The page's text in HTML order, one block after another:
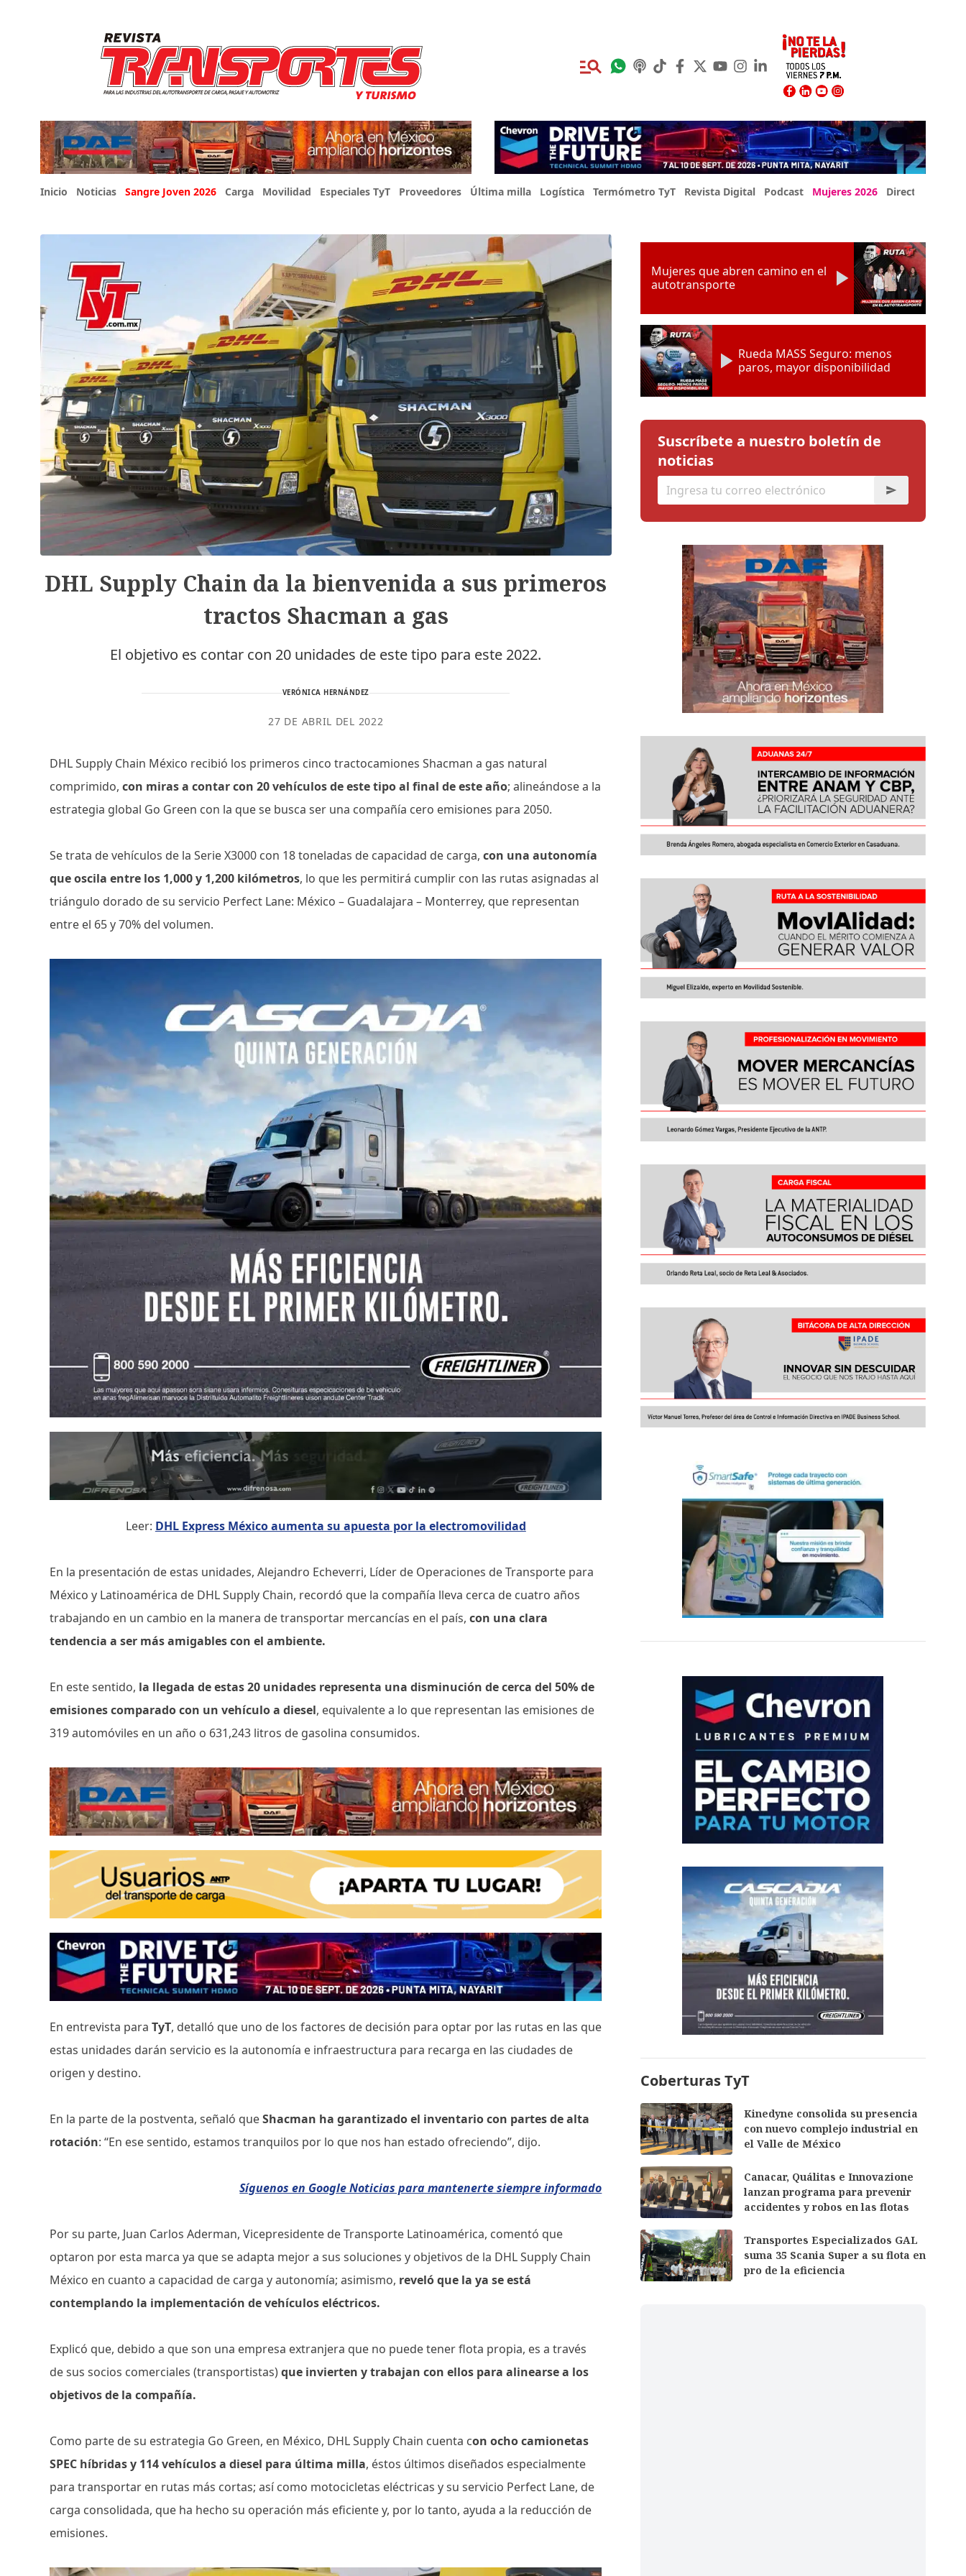
Inicio Noticias Sangre Joven 2026 Carga Movilidad Especiales TyT Proveedores Última milla Logística Termómetro TyT Revista Digital Podcast Mujeres 2026 Directorio Expo
DHL Supply Chain da la bienvenida a sus primeros
tractos Shacman a gas
El objetivo es contar con 20 unidades de este tipo para este 2022.
VERÓNICA HERNÁNDEZ
27 DE ABRIL DEL 2022
DHL Supply Chain México recibió los primeros cinco tractocamiones Shacman a gas natural
comprimido,con miras a contar con 20 vehículos de este tipo al final de este año; alineándose a la
estrategia global Go Green con la que se busca ser una compañía cero emisiones para 2050.
Se trata de vehículos de la Serie X3000 con 18 toneladas de capacidad de carga,con una autonomía
que oscila entre los 1,000 y 1,200 kilómetros, lo que les permitirá cumplir con las rutas asignadas al
triángulo dorado de su servicio Perfect Lane: México – Guadalajara – Monterrey, que representan
entre el 65 y 70% del volumen.
Leer: DHL Express México aumenta su apuesta por la electromovilidad
En la presentación de estas unidades, Alejandro Echeverri, Líder de Operaciones de Transporte para
México y Latinoamérica de DHL Supply Chain, recordó que la compañía lleva cerca de cuatro años
trabajando en un cambio en la manera de transportar mercancías en el país,con una clara
tendencia a ser más amigables con el ambiente.
En este sentido, la llegada de estas 20 unidades representa una disminución de cerca del 50% de
emisiones comparado con un vehículo a diesel, equivalente a lo que representan las emisiones de
319 automóviles en un año o 631,243 litros de gasolina consumidos.
En entrevista paraTyT, detalló que uno de los factores de decisión para optar por las rutas en las que
estas unidades darán servicio es la autonomía e infraestructura para recarga en las ciudades de
origen y destino.
En la parte de la postventa, señaló queShacman ha garantizado el inventario con partes de alta
rotación: “En ese sentido, estamos tranquilos por lo que nos han estado ofreciendo”, dijo.
Síguenos en Google Noticias para mantenerte siempre informado
Por su parte, Juan Carlos Aderman, Vicepresidente de Transporte Latinoamérica, comentó que
optaron por esta marca ya que se adapta mejor a sus soluciones y objetivos de la DHL Supply Chain
México en cuanto a capacidad de carga y autonomía; asimismo, reveló que la ya se está
contemplando la implementación de vehículos eléctricos.
Explicó que, debido a que son una empresa extranjera que no puede tener flota propia, es a través
de sus socios comerciales (transportistas)que invierten y trabajan con ellos para alinearse a los
objetivos de la compañía.
Como parte de su estrategia Go Green, en México, DHL Supply Chain cuenta con ocho camionetas
SPEC híbridas y 114 vehículos a diesel para última milla, éstos últimos diseñados especialmente
para transportar en rutas más cortas; así como motocicletas eléctricas y su servicio Perfect Lane, de
carga consolidada, que ha hecho su operación más eficiente y, por lo tanto, ayuda a la reducción de
emisiones.
Mujeres que abren camino en el
autotransporte
Rueda MASS Seguro: menos
paros, mayor disponibilidad
Suscríbete a nuestro boletín de
noticias
Coberturas TyT
Kinedyne consolida su presencia
con nuevo complejo industrial en
el Valle de México
Canacar, Quálitas e Innovazione
lanzan programa para prevenir
accidentes y robos en las flotas
Transportes Especializados GAL
suma 35 Scania Super a su flota en
pro de la eficiencia